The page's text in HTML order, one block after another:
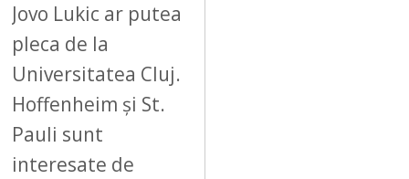
Jovo Lukic ar putea
pleca de la
Universitatea Cluj.
Hoffenheim și St.
Pauli sunt
interesate de